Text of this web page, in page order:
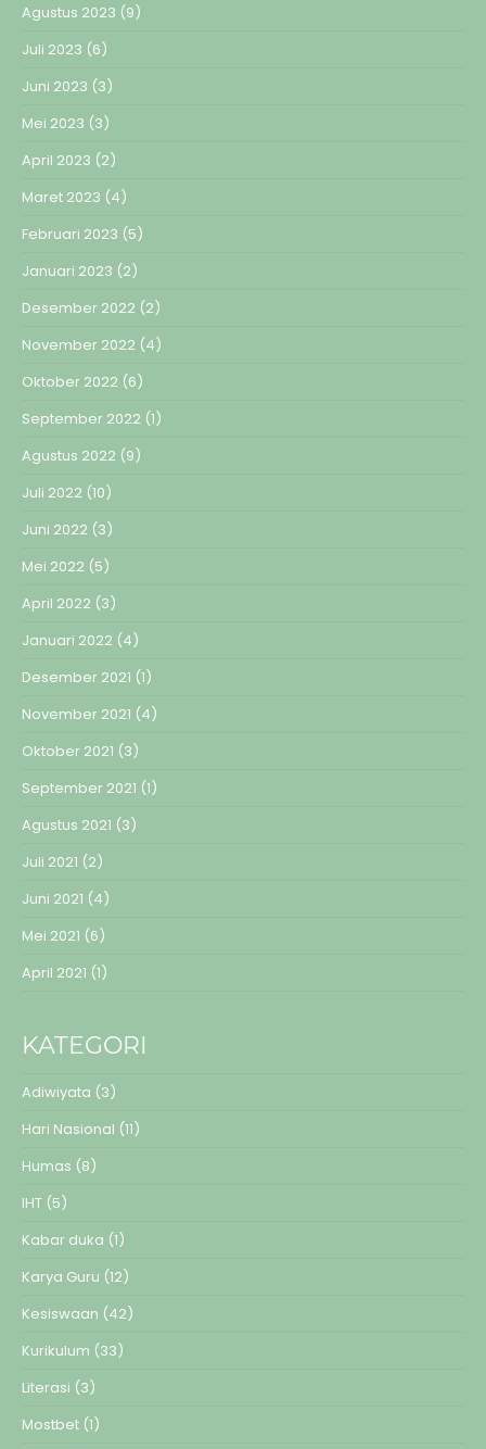
Agustus 2023 (9)
Juli 2023 (6)
Juni 2023 (3)
Mei 2023 (3)
April 2023 (2)
Maret 2023 (4)
Februari 2023 (5)
Januari 2023 (2)
Desember 2022 (2)
November 2022 (4)
Oktober 2022 (6)
September 2022 (1)
Agustus 2022 (9)
Juli 2022 (10)
Juni 2022 (3)
Mei 2022 (5)
April 2022 (3)
Januari 2022 (4)
Desember 2021 (1)
November 2021 (4)
Oktober 2021 (3)
September 2021 (1)
Agustus 2021 (3)
Juli 2021 (2)
Juni 2021 (4)
Mei 2021 (6)
April 2021 (1)
KATEGORI
Adiwiyata (3)
Hari Nasional (11)
Humas (8)
IHT (5)
Kabar duka (1)
Karya Guru (12)
Kesiswaan (42)
Kurikulum (33)
Literasi (3)
Mostbet (1)